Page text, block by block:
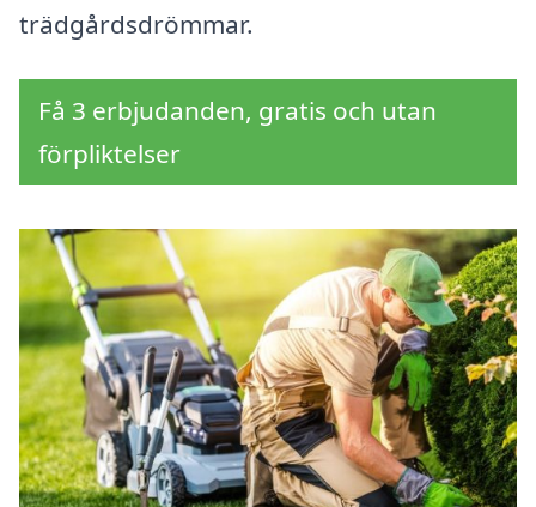
trädgårdsdrömmar.
Få 3 erbjudanden, gratis och utan
förpliktelser